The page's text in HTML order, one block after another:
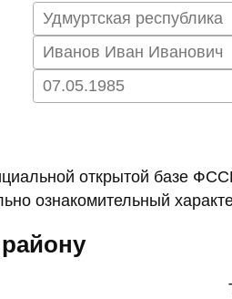
открытой базе
ознакомительный